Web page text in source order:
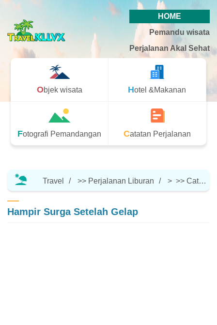
HOME
Pemandu wisata
Perjalanan Akal Sehat
Objek wisata Hotel &Makanan
Fotografi Pemandangan Catatan Perjalanan
Travel >> Perjalanan Liburan > >> Catatan Perjalanan
Hampir Surga Setelah Gelap